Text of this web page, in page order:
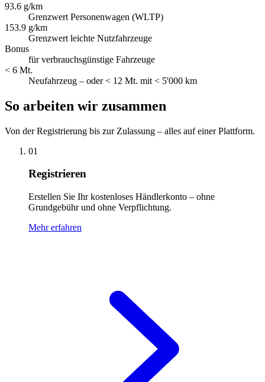
93.6 g/km
Grenzwert Personenwagen (WLTP)
153.9 g/km
Grenzwert leichte Nutzfahrzeuge
Bonus
für verbrauchsgünstige Fahrzeuge
< 6 Mt.
Neufahrzeug – oder < 12 Mt. mit < 5'000 km
So arbeiten wir zusammen
Von der Registrierung bis zur Zulassung – alles auf einer Plattform.
01
Registrieren
Erstellen Sie Ihr kostenloses Händlerkonto – ohne
Grundgebühr und ohne Verpflichtung.
Mehr erfahren